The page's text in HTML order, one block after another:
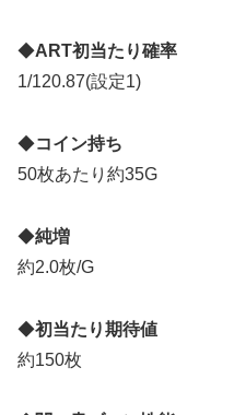
◆ART初当たり確率
1/120.87(設定1)
◆コイン持ち
50枚あたり約35G
◆純増
約2.0枚/G
◆初当たり期待値
約150枚